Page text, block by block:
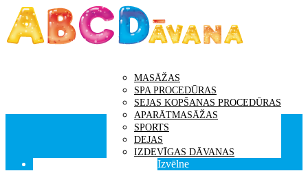
MASĀŽAS
SPA PROCEDŪRAS
SEJAS KOPŠANAS PROCEDŪRAS
APARĀTMASĀŽAS
SPORTS
DEJAS
IZDEVĪGAS DĀVANAS
Izvēlne